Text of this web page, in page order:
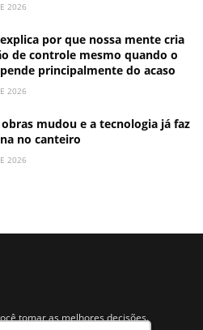
2026
por que nossa mente cria
de controle mesmo quando o
principalmente do acaso
2026
mudou e a tecnologia já faz
no canteiro
2026
tomar as melhores decisões.